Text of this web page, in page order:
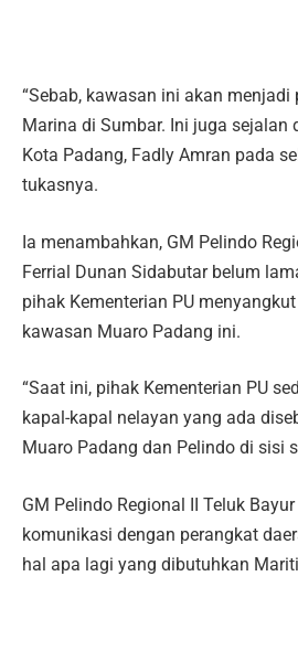
“Sebab, kawasan ini akan
Marina di Sumbar. Ini juga sejalan
Kota Padang, Fadly Amran pada
tukasnya.
Ia menambahkan, GM Pelindo
Ferrial Dunan Sidabutar belum
pihak Kementerian PU
kawasan Muaro Padang ini.
“Saat ini, pihak Kementerian PU
kapal-kapal nelayan yang ada
Muaro Padang dan Pelindo di sisi
GM Pelindo Regional II Teluk
komunikasi dengan perangkat
hal apa lagi yang dibutuhkan